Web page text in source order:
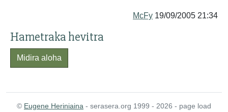
McFy 19/09/2005 21:34
Hametraka hevitra
Midira aloha
© Eugene Heriniaina - serasera.org 1999 - 2026 - page load